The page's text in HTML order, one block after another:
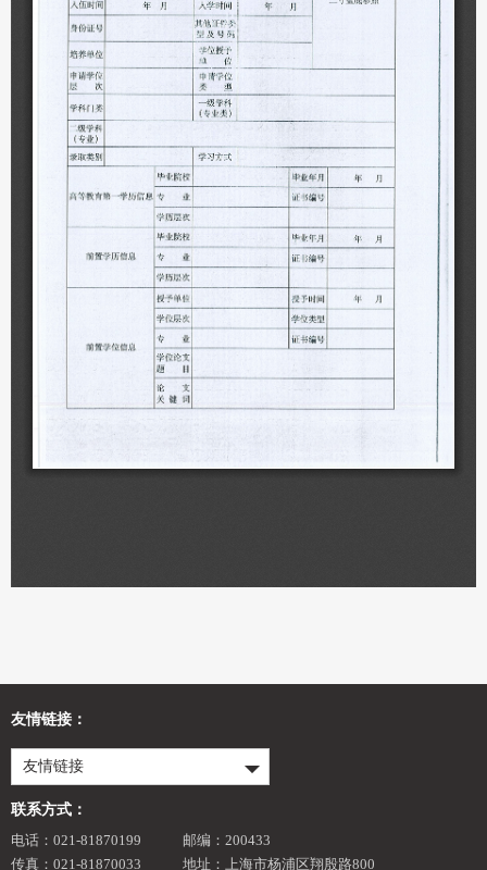
友情链接：
友情链接
联系方式：
电话：021-81870199
邮编：200433
传真：021-81870033
地址：上海市杨浦区翔殷路800